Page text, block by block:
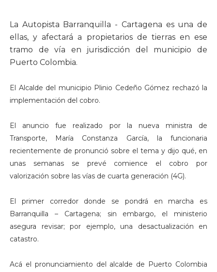
La Autopista Barranquilla - Cartagena es una de
ellas, y afectará a propietarios de tierras en ese
tramo de vía en jurisdicción del municipio de
Puerto Colombia.
El Alcalde del municipio Plinio Cedeño Gómez rechazó la
implementación del cobro.
El anuncio fue realizado por la nueva ministra de
Transporte, María Constanza García, la funcionaria
recientemente de pronunció sobre el tema y dijo qué, en
unas semanas se prevé comience el cobro por
valorización sobre las vías de cuarta generación (4G).
El primer corredor donde se pondrá en marcha es
Barranquilla – Cartagena; sin embargo, el ministerio
asegura revisar; por ejemplo, una desactualización en
catastro.
Acá el pronunciamiento del alcalde de Puerto Colombia